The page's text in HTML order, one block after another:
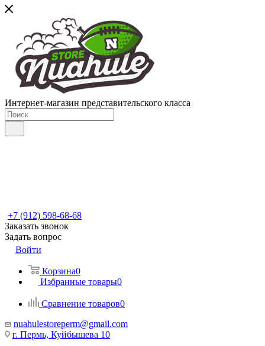
Интернет-магазин представительского класса
+7 (912) 598-68-68
Заказать звонок
Задать вопрос
Войти
Корзина0
Избранные товары0
Сравнение товаров0
nuahulestoreperm@gmail.com
г. Пермь, Куйбышева 10